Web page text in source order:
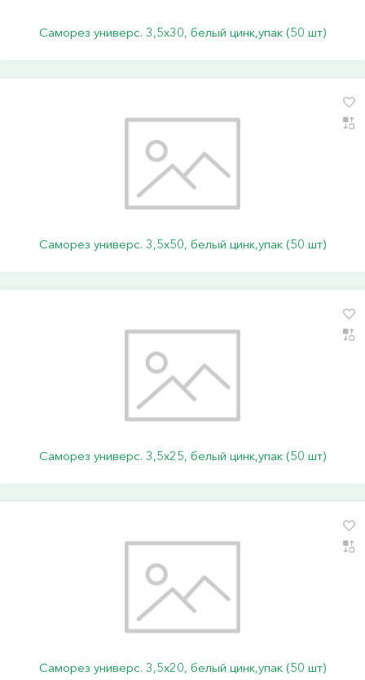
Саморез универс. 3,5х30, белый цинк,упак (50 шт)
Саморез универс. 3,5х50, белый цинк,упак (50 шт)
Саморез универс. 3,5х25, белый цинк,упак (50 шт)
Саморез универс. 3,5х20, белый цинк,упак (50 шт)